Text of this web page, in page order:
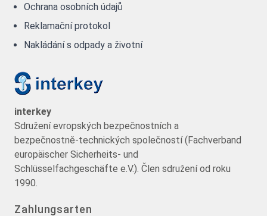
Ochrana osobních údajů
Reklamační protokol
Nakládání s odpady a životní
interkey
Sdružení evropských bezpečnostních a
bezpečnostně-technických společností (Fachverband
europäischer Sicherheits- und
Schlüsselfachgeschäfte e.V.). Člen sdružení od roku
1990.
Zahlungsarten